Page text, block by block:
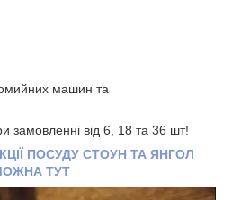
машин та
замовленні від 6, 18 та 36 шт!
ПОСУДУ СТОУН ТА ЯНГОЛ
ТУТ